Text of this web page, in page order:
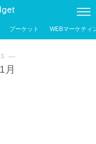
プーケット WEBマーケティ
―
月